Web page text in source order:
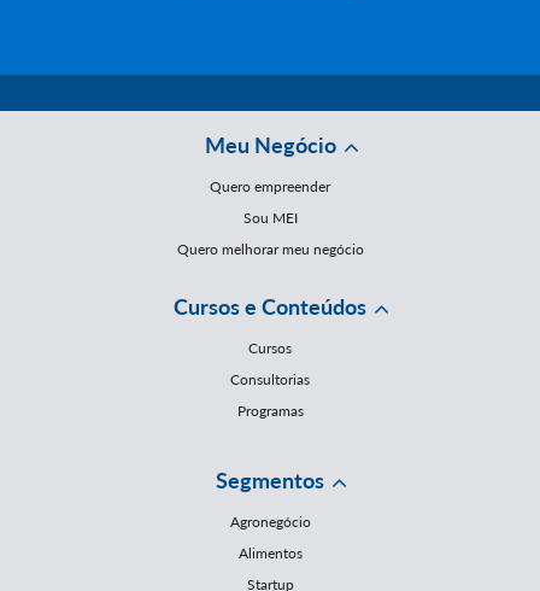
Meu Negócio
Quero empreender
Sou MEI
Quero melhorar meu negócio
Cursos e Conteúdos
Cursos
Consultorias
Programas
Segmentos
Agronegócio
Alimentos
Startup